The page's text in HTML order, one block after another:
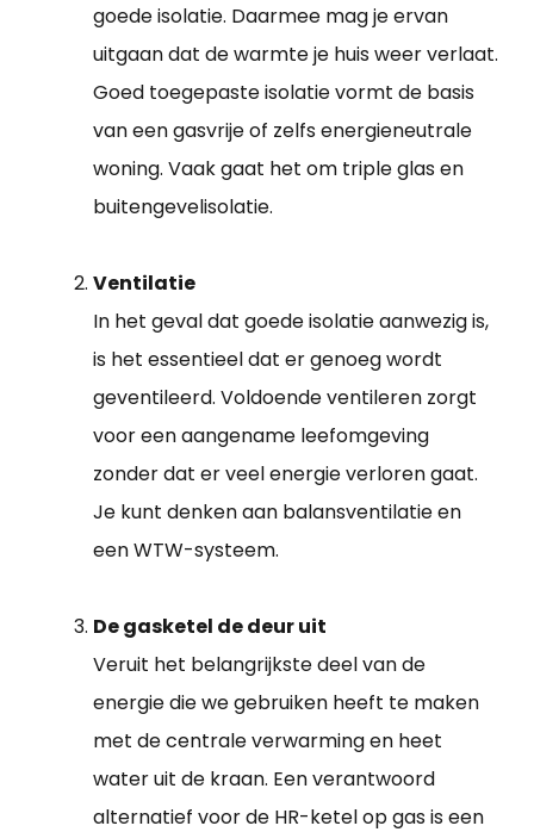
goede isolatie. Daarmee mag je ervan
uitgaan dat de warmte je huis weer verlaat.
Goed toegepaste isolatie vormt de basis
van een gasvrije of zelfs energieneutrale
woning. Vaak gaat het om triple glas en
buitengevelisolatie.
Ventilatie
In het geval dat goede isolatie aanwezig is,
is het essentieel dat er genoeg wordt
geventileerd. Voldoende ventileren zorgt
voor een aangename leefomgeving
zonder dat er veel energie verloren gaat.
Je kunt denken aan balansventilatie en
een WTW-systeem.
De gasketel de deur uit
Veruit het belangrijkste deel van de
energie die we gebruiken heeft te maken
met de centrale verwarming en heet
water uit de kraan. Een verantwoord
alternatief voor de HR-ketel op gas is een